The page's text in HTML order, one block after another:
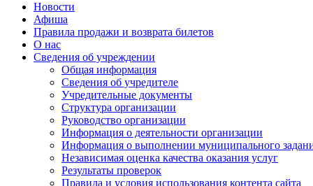
Новости
Афиша
Правила продажи и возврата билетов
О нас
Сведения об учреждении
Общая информация
Сведения об учредителе
Учредительные документы
Структура организации
Руководство организации
Информация о деятельности организации
Информация о выполнении муниципального
Независимая оценка качества оказания услуг
Результаты проверок
Правила и условия использования контента сайта